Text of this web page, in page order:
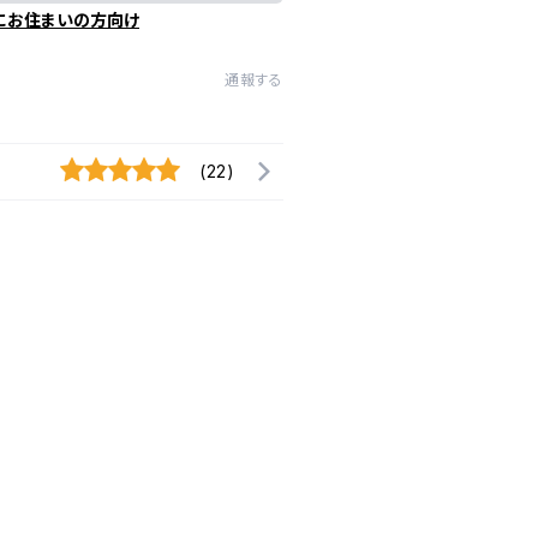
お住まいの方向け
通報する
(22)